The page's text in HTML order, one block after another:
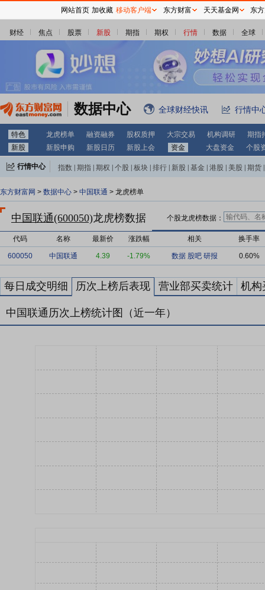
财经 焦点 股票 新股 期指 期权 行情 数据 全球
数据中心 全球财经快讯 行情中
特色 龙虎榜单 融资融券 股权质押 大宗交易 机构调研
期指
新股
新股申购 新股日历 新股上会 资金 大盘资金 个股
行情中心 指数 期指 期权 个股 板块 排行 新股 基金 港股 美股 期货
东方财富网 > 数据中心 > 中国联通 > 龙虎榜单
中国联通(600050)龙虎榜数据 个股龙虎榜数据：
代码 名称 最新价 涨跌幅 相关 换手率
600050 中国联通 4.39 -1.79% 数据 股吧 研报 0.60%
每日成交明细 历次上榜后表现 营业部买卖统计 机构
中国联通历次上榜统计图（近一年）
网站首页 加收藏 移动客户端 东方财富 天天基金网 东